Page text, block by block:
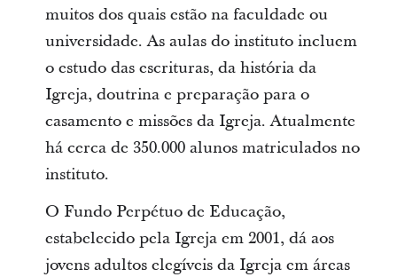
muitos dos quais estão na faculdade ou
universidade. As aulas do instituto incluem
o estudo das escrituras, da história da
Igreja, doutrina e preparação para o
casamento e missões da Igreja. Atualmente
há cerca de 350.000 alunos matriculados no
instituto.
O Fundo Perpétuo de Educação,
estabelecido pela Igreja em 2001, dá aos
jovens adultos elegíveis da Igreja em áreas